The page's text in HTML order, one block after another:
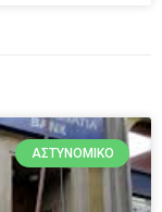
ΑΣΤΥΝΟΜΙΚΌ